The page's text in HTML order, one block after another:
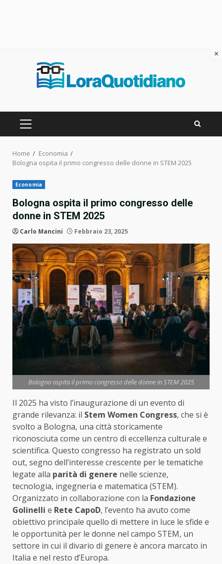
PRIMARY
Home
Economia
Bologna ospita il primo congresso delle donne in STEM 2025
Economia
Bologna ospita il primo congresso delle
donne in STEM 2025
Carlo Mancini Febbraio 23, 2025
Bologna ospita il primo congresso delle donne in STEM 2025
Il 2025 ha visto l’inaugurazione di un evento di
grande rilevanza: il Stem Women Congress, che si è
svolto a Bologna, una città storicamente
riconosciuta come un centro di eccellenza culturale e
scientifica. Questo congresso ha registrato un sold
out, segno dell’interesse crescente per le tematiche
legate alla parità di genere nelle scienze,
tecnologia, ingegneria e matematica (STEM).
Organizzato in collaborazione con la Fondazione
Golinelli e Rete CapoD, l’evento ha avuto come
obiettivo principale quello di mettere in luce le sfide e
le opportunità per le donne nel campo STEM, un
settore in cui il divario di genere è ancora marcato in
Italia e nel resto d’Europa.
×